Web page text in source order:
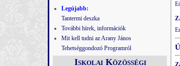
Legújabb:
Tantermi deszka
További hírek, információk
Mit kell tudni az Arany János
Tehetséggondozó Programról
Iskolai Közösségi